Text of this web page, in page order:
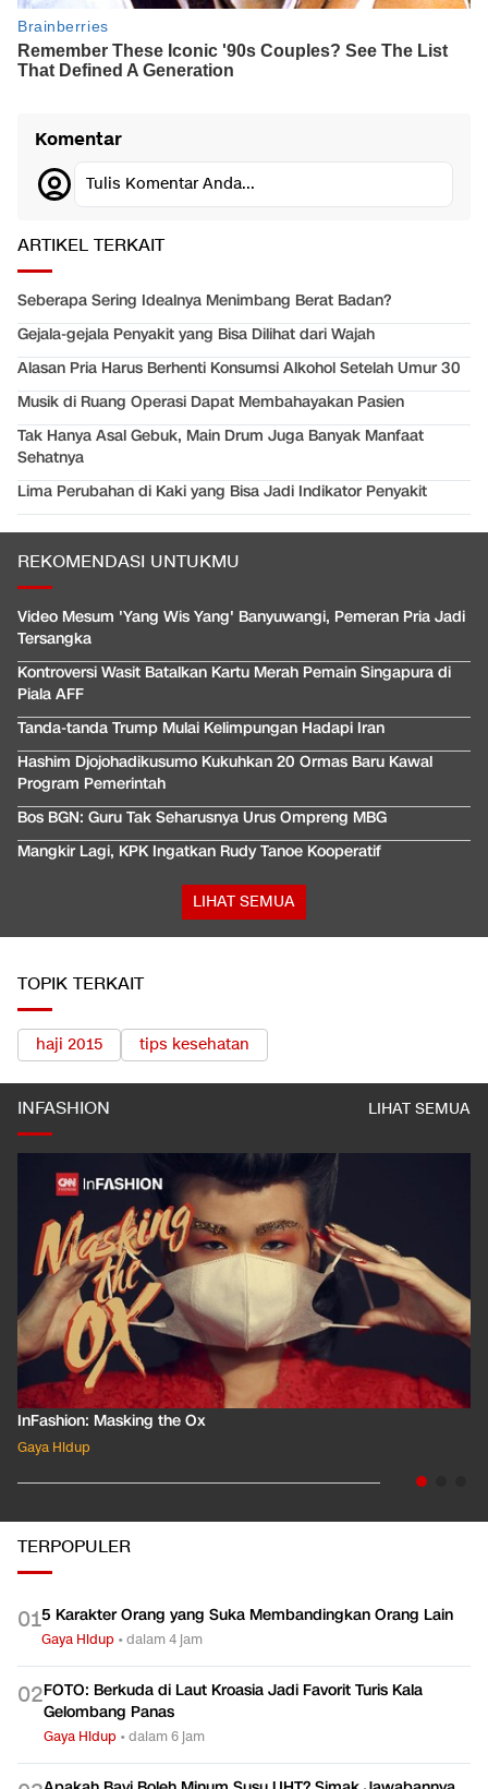
Komentar
Tulis Komentar Anda...
ARTIKEL TERKAIT
Seberapa Sering Idealnya Menimbang Berat Badan?
Gejala-gejala Penyakit yang Bisa Dilihat dari Wajah
Alasan Pria Harus Berhenti Konsumsi Alkohol Setelah Umur 30
Musik di Ruang Operasi Dapat Membahayakan Pasien
Tak Hanya Asal Gebuk, Main Drum Juga Banyak Manfaat
Sehatnya
Lima Perubahan di Kaki yang Bisa Jadi Indikator Penyakit
REKOMENDASI UNTUKMU
Video Mesum 'Yang Wis Yang' Banyuwangi, Pemeran Pria Jadi
Tersangka
Kontroversi Wasit Batalkan Kartu Merah Pemain Singapura di
Piala AFF
Tanda-tanda Trump Mulai Kelimpungan Hadapi Iran
Hashim Djojohadikusumo Kukuhkan 20 Ormas Baru Kawal
Program Pemerintah
Bos BGN: Guru Tak Seharusnya Urus Ompreng MBG
Mangkir Lagi, KPK Ingatkan Rudy Tanoe Kooperatif
LIHAT SEMUA
TOPIK TERKAIT
haji 2015 tips kesehatan
INFASHION LIHAT SEMUA
InFashion: Masking the Ox
Gaya Hidup
TERPOPULER
015 Karakter Orang yang Suka Membandingkan Orang Lain
Gaya Hidup •dalam 4 jam
02FOTO: Berkuda di Laut Kroasia Jadi Favorit Turis Kala
Gelombang Panas
Gaya Hidup •dalam 6 jam